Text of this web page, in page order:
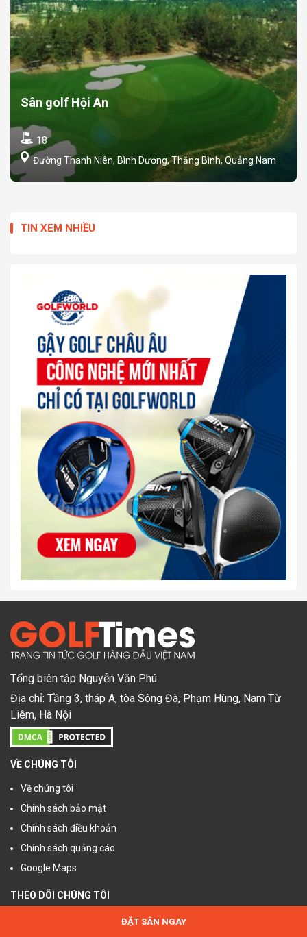
ĐẶT SÂN NGAY
Sân golf Hội An
18
Đường Thanh Niên, Bình Dương, Thăng Bình, Quảng Nam
TIN XEM NHIỀU
Tổng biên tập Nguyễn Văn Phú
Địa chỉ: Tầng 3, tháp A, tòa Sông Đà, Phạm Hùng, Nam Từ
Liêm, Hà Nội
VỀ CHÚNG TÔI
Về chúng tôi
Chính sách bảo mật
Chính sách điều khoản
Chính sách quảng cáo
Google Maps
THEO DÕI CHÚNG TÔI